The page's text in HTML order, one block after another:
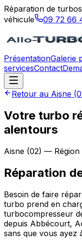
Réparation de
véhicule
09 72 66
PrésentationGalerie
servicesContact
Retour au Aisne (
Votre turbo
alentours
Aisne (02) — Région
Réparation
Besoin de faire
turbo prend en
turbocompresseur
depuis Abbécourt,
sans que vous ayez